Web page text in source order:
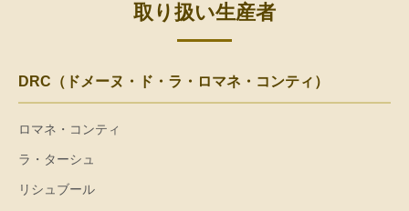
取り扱い生産者
DRC（ドメーヌ・ド・ラ・ロマネ・コンティ）
ロマネ・コンティ
ラ・ターシュ
リシュブール